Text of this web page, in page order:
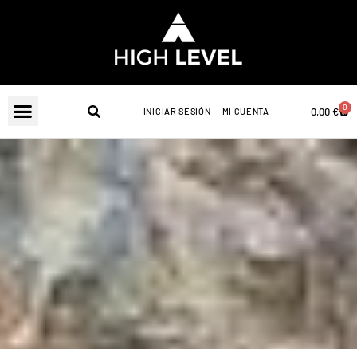
INICIAR SESIÓN MI CUENTA 0,00€ 0